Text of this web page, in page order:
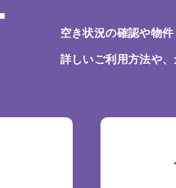
空き状況の確認や物
詳しいご利用方法や、